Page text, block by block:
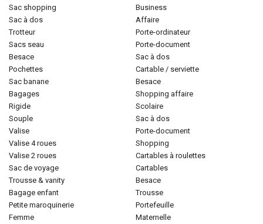
sac shopping
sac à dos
trotteur
sacs seau
besace
pochettes
sac banane
bagages
rigide
souple
valise
valise 4 roues
valise 2 roues
sac de voyage
trousse & vanity
bagage enfant
petite maroquinerie
femme
business
affaire
porte-ordinateur
porte-document
sac à dos
cartable / serviette
besace
shopping affaire
scolaire
sac à dos
porte-document
shopping
cartables à roulettes
cartables
besace
trousse
portefeuille
maternelle